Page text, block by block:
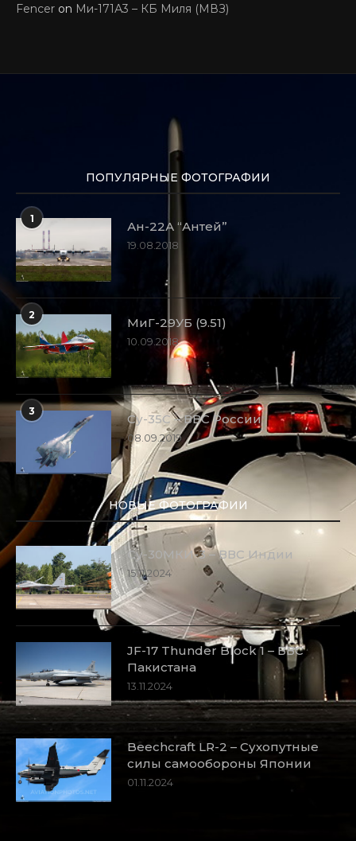
Fencer on Ми-171А3 – КБ Миля (МВЗ)
ПОПУЛЯРНЫЕ ФОТОГРАФИИ
1
Ан-22А “Антей”
19.08.2018
2
МиГ-29УБ (9.51)
10.09.2018
3
Су-35С – ВВС России
08.09.2019
НОВЫЕ ФОТОГРАФИИ
Су-30МКИ-3 – ВВС Индии
15.11.2024
JF-17 Thunder Block 1 – ВВС
Пакистана
13.11.2024
Beechcraft LR-2 – Сухопутные
силы самообороны Японии
01.11.2024